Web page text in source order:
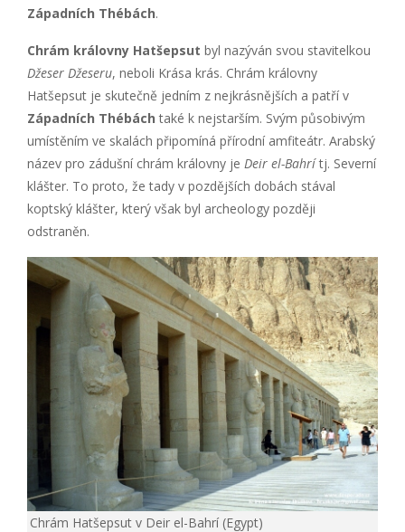
Západních Thébách.
Chrám královny Hatšepsut byl nazýván svou stavitelkou
Džeser Džeseru, neboli Krása krás. Chrám královny
Hatšepsut je skutečně jedním z nejkrásnějších a patří v
Západních Thébách také k nejstarším. Svým působivým
umístěním ve skalách připomíná přírodní amfiteátr. Arabský
název pro zádušní chrám královny je Deir el-Bahrítj. Severní
klášter. To proto, že tady v pozdějších dobách stával
koptský klášter, který však byl archeology později
odstraněn.
Chrám Hatšepsut v Deir el-Bahrí (Egypt)